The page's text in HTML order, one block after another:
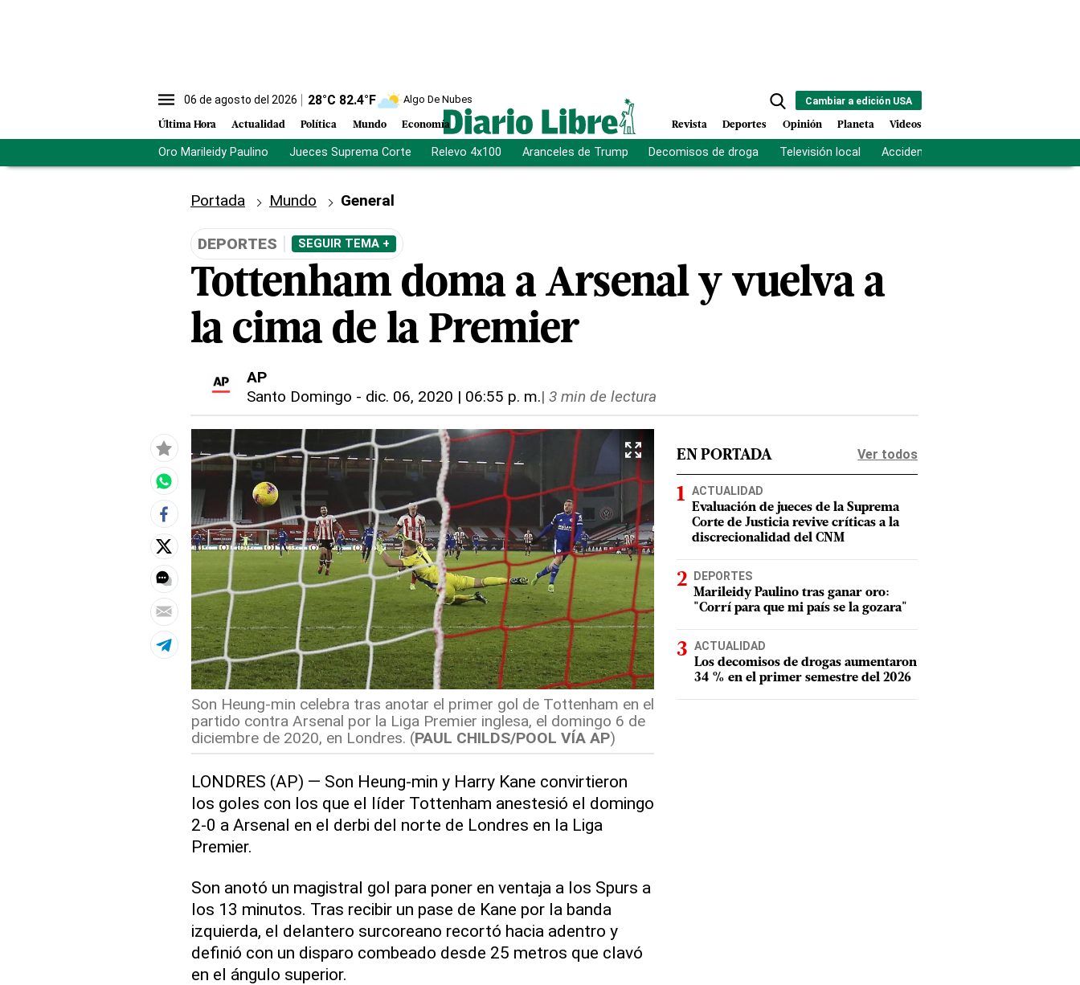
06 de agosto del 2026 28°C 82.4°F Algo De Nubes
Última Hora Actualidad Política Mundo Economía
Cambiar a edición USA
Revista Deportes Opinión Planeta Videos
Oro Marileidy Paulino Jueces Suprema Corte Relevo 4x100 Aranceles de Trump Decomisos de droga Televisión local Accidente Los Ríos
Portada Mundo General
DEPORTES SEGUIR TEMA +
Tottenham doma a Arsenal y vuelva a
la cima de la Premier
AP
Santo Domingo - dic. 06, 2020 | 06:55 p. m.| 3 min de lectura
Son Heung-min celebra tras anotar el primer gol de Tottenham en el
partido contra Arsenal por la Liga Premier inglesa, el domingo 6 de
diciembre de 2020, en Londres. (PAUL CHILDS/POOL VÍA AP)
LONDRES (AP) — Son Heung-min y Harry Kane convirtieron
los goles con los que el líder Tottenham anestesió el domingo
2-0 a Arsenal en el derbi del norte de Londres en la Liga
Premier.
Son anotó un magistral gol para poner en ventaja a los Spurs a
los 13 minutos. Tras recibir un pase de Kane por la banda
izquierda, el delantero surcoreano recortó hacia adentro y
definió con un disparo combeado desde 25 metros que clavó
en el ángulo superior.
EN PORTADA Ver todos
ACTUALIDAD
Evaluación de jueces de la Suprema
Corte de Justicia revive críticas a la
discrecionalidad del CNM
DEPORTES
Marileidy Paulino tras ganar oro:
"Corrí para que mi país se la gozara"
ACTUALIDAD
Los decomisos de drogas aumentaron
34 % en el primer semestre del 2026